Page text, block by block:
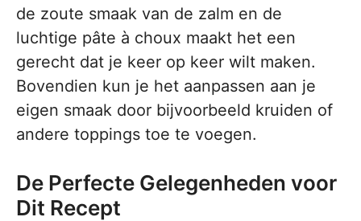
de zoute smaak van de zalm en de
luchtige pâte à choux maakt het een
gerecht dat je keer op keer wilt maken.
Bovendien kun je het aanpassen aan je
eigen smaak door bijvoorbeeld kruiden of
andere toppings toe te voegen.
De Perfecte Gelegenheden voor
Dit Recept